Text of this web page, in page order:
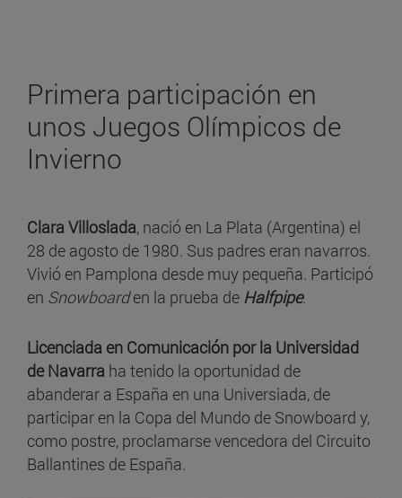
Primera participación en
unos Juegos Olímpicos de
Invierno
Clara Villoslada, nació en La Plata (Argentina) el
28 de agosto de 1980. Sus padres eran navarros.
Vivió en Pamplona desde muy pequeña. Participó
en Snowboarden la prueba de Halfpipe.
Licenciada en Comunicación por la Universidad
de Navarra ha tenido la oportunidad de
abanderar a España en una Universiada, de
participar en la Copa del Mundo de Snowboard y,
como postre, proclamarse vencedora del Circuito
Ballantines de España.